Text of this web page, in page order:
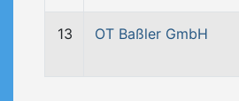
13 OT Baßler GmbH